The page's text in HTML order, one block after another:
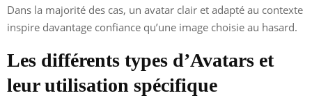
Dans la majorité des cas, un avatar clair et adapté au contexte
inspire davantage confiance qu’une image choisie au hasard.
Les différents types d’Avatars et
leur utilisation spécifique